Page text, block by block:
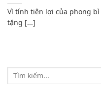
Vì tính tiện lợi của phong
tặng [...]